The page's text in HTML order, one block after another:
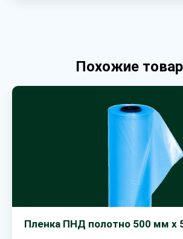
Похожие
Пленка ПНД полотно 500 мм х